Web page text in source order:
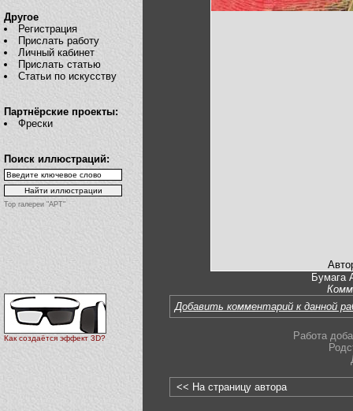
Другое
Регистрация
Прислать работу
Личный кабинет
Прислать статью
Статьи по искусству
Партнёрские проекты:
Фрески
Поиск иллюстраций:
Top галереи "АРТ"
Как создаётся эффект 3D?
Бумага
Добавить комментарий к данной
Работа
<< На страницу автора